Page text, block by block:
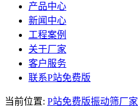
产品中心
新闻中心
工程案例
关于厂家
客户服务
联系P站免费版
当前位置: P站免费版振动筛厂家